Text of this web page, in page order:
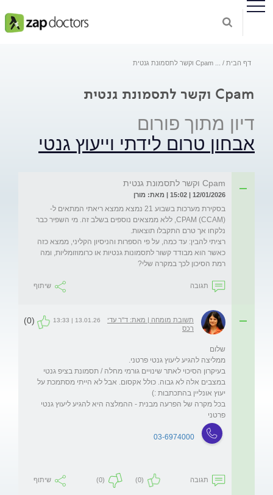
דף הבית Cpam וקשר לתסמונת גנטית
Cpam וקשר לתסמונת גנטית
דיון מתוך פורום
אבחון טרום לידתי וייעוץ גנטי
Cpam וקשר לתסמונת גנטית
12/01/2026 | 15:02 | מאת: מורן
בסקירת מערכות בשבוע 21 נמצא ממצא ריאתי המתאים ל-
CPAM (CCAM), ללא ממצאים נוספים בשלב זה. מי השפיר כבר
רציתי להבין: עד כמה, על פי הספרות והניסיון הקליני, ממצא כזה
כאשר הוא מבודד קשור לתסמונות גנטיות או כרומוזומליות, ומה
רמת הסיכון לכך במקרה שלי?
תגובה שיתוף
תשובת מומחה | מאת: ד"ר עדי
רכס
13.01.26 | 13:33
(0)
בעיקרון הסיכוי לאתר שינויים גורמי מחלה / תסמונת בציפ גנטי
במצבים אלה לא גבוה. כולל אקסום. אבל לא הייתי מסתמכת על
בכל מקרה של הפרעה מבנית - ההמלצה היא להגיע ליעוץ גנטי
פרטני
03-6974000
תגובה (0)
(0) שיתוף